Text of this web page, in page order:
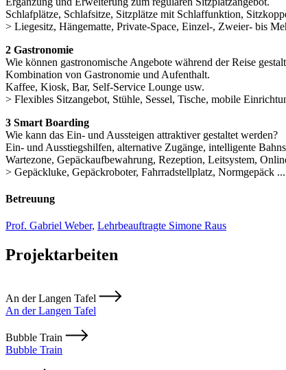
Schlafplätze, Schlafsitze, Sitzplätze mit Schlaffunktion,
> Liegesitz, Hängematte, Private-Space, Einzel-, Zweier- bis
2 Gastronomie
Wie können gastronomische Angebote während der Reise
Kombination von Gastronomie und Aufenthalt.
Kaffee, Kiosk, Bar, Self-Service Lounge usw.
> Flexibles Sitzangebot, Stühle, Sessel, Tische, mobile
3 Smart Boarding
Wie kann das Ein- und Aussteigen attraktiver gestaltet werden?
Ein- und Ausstiegshilfen, alternative Zugänge, intelligente
Wartezone, Gepäckaufbewahrung, Rezeption, Leitsystem,
> Gepäckluke, Gepäckroboter, Fahrradstellplatz, Normgepäck ...
Betreuung
Prof. Gabriel Weber, Lehrbeauftragte Simone Raus
Projektarbeiten
An der Langen Tafel
An der Langen Tafel
Bubble Train
Bubble Train